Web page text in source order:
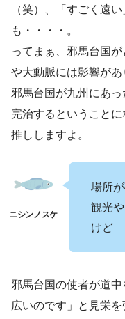
（笑）、「すごく遠
も・・・・。
ってまぁ、邪馬台国
や大動脈には影響があ
邪馬台国が九州にあ
完治するということ
推ししますよ。
場所
観光
けど
邪馬台国の使者が道
広いのです」と見栄